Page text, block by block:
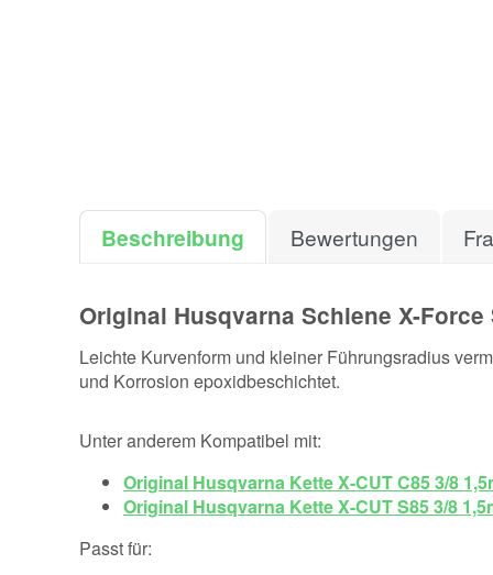
Beschreibung Bewertungen
Original Husqvarna Schiene X-
Leichte Kurvenform und kleiner Führungsradius
und Korrosion epoxidbeschichtet.
Unter anderem Kompatibel mit:
Original Husqvarna Kette X-CUT C85 3/8
Original Husqvarna Kette X-CUT S85 3/8
Passt für: